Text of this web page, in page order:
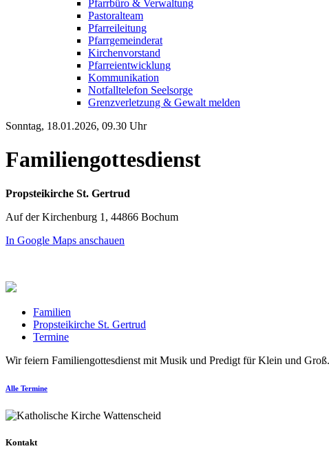
Pfarrbüro & Verwaltung
Pastoralteam
Pfarreileitung
Pfarrgemeinderat
Kirchenvorstand
Pfarreientwicklung
Kommunikation
Notfalltelefon Seelsorge
Grenzverletzung & Gewalt melden
Sonntag, 18.01.2026, 09.30 Uhr
Familiengottesdienst
Propsteikirche St. Gertrud
Auf der Kirchenburg 1, 44866 Bochum
In Google Maps anschauen
Familien
Propsteikirche St. Gertrud
Termine
Wir feiern Familiengottesdienst mit Musik und Predigt für Klein und
Alle Termine
Kontakt